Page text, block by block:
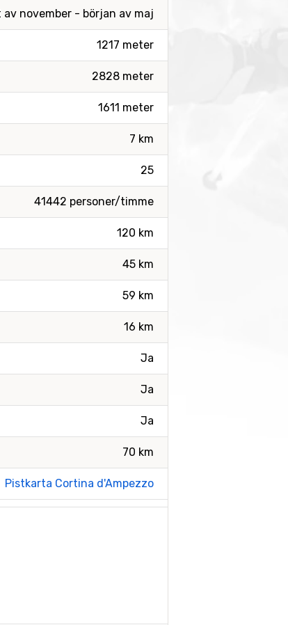
november - början av maj
1217 meter
2828 meter
1611 meter
7 km
25
41442 personer/timme
120 km
45 km
59 km
16 km
Ja
Ja
Ja
70 km
Pistkarta Cortina d'Ampezzo